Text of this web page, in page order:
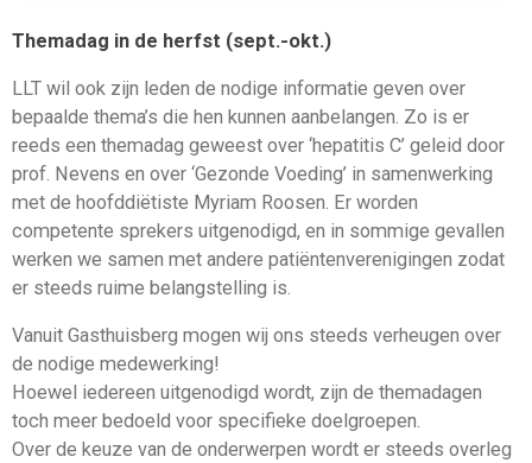
Themadag in de herfst (sept.-okt.)
LLT wil ook zijn leden de nodige informatie geven over
bepaalde thema’s die hen kunnen aanbelangen. Zo is er
reeds een themadag geweest over ‘hepatitis C’ geleid door
prof. Nevens en over ‘Gezonde Voeding’ in samenwerking
met de hoofddiëtiste Myriam Roosen. Er worden
competente sprekers uitgenodigd, en in sommige gevallen
werken we samen met andere patiëntenverenigingen zodat
er steeds ruime belangstelling is.
Vanuit Gasthuisberg mogen wij ons steeds verheugen over
de nodige medewerking!
Hoewel iedereen uitgenodigd wordt, zijn de themadagen
toch meer bedoeld voor specifieke doelgroepen.
Over de keuze van de onderwerpen wordt er steeds overleg